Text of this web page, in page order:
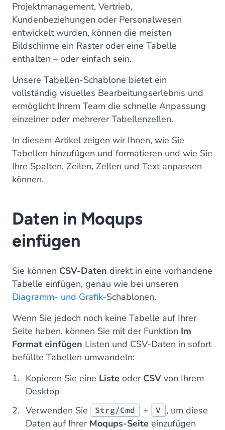
Projektmanagement, Vertrieb,
Kundenbeziehungen oder Personalwesen
entwickelt wurden, können die meisten
Bildschirme ein Raster oder eine Tabelle
enthalten – oder einfach sein.
Unsere Tabellen-Schablone bietet ein
vollständig visuelles Bearbeitungserlebnis und
ermöglicht Ihrem Team die schnelle Anpassung
einzelner oder mehrerer Tabellenzellen.
In diesem Artikel zeigen wir Ihnen, wie Sie
Tabellen hinzufügen und formatieren und wie Sie
Ihre Spalten, Zeilen, Zellen und Text anpassen
können.
Daten in Moqups
einfügen
Sie können CSV-Daten direkt in eine vorhandene
Tabelle einfügen, genau wie bei unseren
Diagramm- und Grafik-Schablonen.
Wenn Sie jedoch noch keine Tabelle auf Ihrer
Seite haben, können Sie mit der Funktion Im
Format einfügen Listen und CSV-Daten in sofort
befüllte Tabellen umwandeln:
Kopieren Sie eine Liste oder CSV von Ihrem
Desktop
Verwenden Sie
Strg/Cmd + V
, um diese
Daten auf Ihrer Moqups-Seite einzufügen